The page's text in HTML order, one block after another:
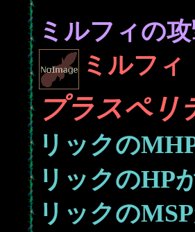
ミルフィの攻
ミルフィ
プラスペリ
リックの
リックのHP
リックの